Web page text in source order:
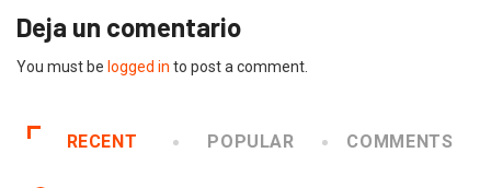
Deja un comentario
You must be logged in to post a comment.
RECENT POPULAR COMMENTS